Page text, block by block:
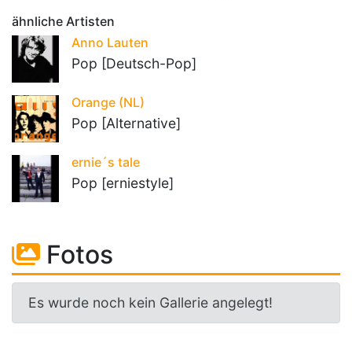
ähnliche Artisten
Anno Lauten
Pop [Deutsch-Pop]
Orange (NL)
Pop [Alternative]
ernie´s tale
Pop [erniestyle]
Fotos
Es wurde noch kein Gallerie angelegt!